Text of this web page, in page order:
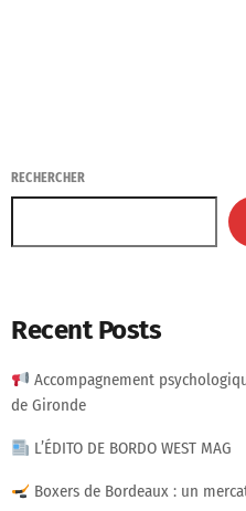
RECHERCHER
Recent Posts
Accompagnement
de Gironde
L’ÉDITO DE BORDO WEST MAG
Boxers de Bordeaux : un